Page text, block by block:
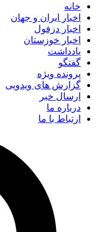
خانه
اخبار ایران و جهان
اخبار دزفول
اخبار خوزستان
یادداشت
گفتگو
پرونده ویژه
گزارش های ویدویی
ارسال خبر
درباره ما
ارتباط با ما